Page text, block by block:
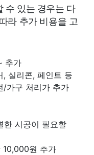
수 있는 경우는 다
라 추가 비용을 고
추가
, 실리콘, 페인트 등
/가구 처리가 추가
한 시공이 필요할
10,000원 추가